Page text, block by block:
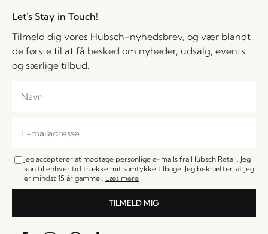
Let's Stay in Touch!
Tilmeld dig vores Hübsch-nyhedsbrev, og vær blandt
de første til at få besked om nyheder, udsalg, events
og særlige tilbud.
Jeg accepterer at modtage personlige e-mails fra Hübsch Retail. Jeg
kan til enhver tid trække mit samtykke tilbage. Jeg bekræfter, at jeg
er mindst 15 år gammel. Læs mere
TILMELD MIG